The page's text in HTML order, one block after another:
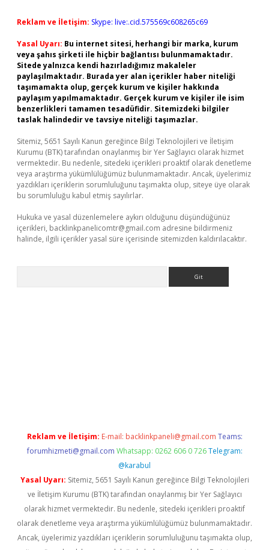
Reklam ve İletişim: Skype: live:.cid.575569c608265c69
Yasal Uyarı: Bu internet sitesi, herhangi bir marka, kurum
veya şahıs şirketi ile hiçbir bağlantısı bulunmamaktadır.
Sitede yalnızca kendi hazırladığımız makaleler
paylaşılmaktadır. Burada yer alan içerikler haber niteliği
taşımamakta olup, gerçek kurum ve kişiler hakkında
paylaşım yapılmamaktadır. Gerçek kurum ve kişiler ile isim
benzerlikleri tamamen tesadüfidir. Sitemizdeki bilgiler
taslak halindedir ve tavsiye niteliği taşımazlar.
Sitemiz, 5651 Sayılı Kanun gereğince Bilgi Teknolojileri ve İletişim
Kurumu (BTK) tarafından onaylanmış bir Yer Sağlayıcı olarak hizmet
vermektedir. Bu nedenle, sitedeki içerikleri proaktif olarak denetleme
veya araştırma yükümlülüğümüz bulunmamaktadır. Ancak, üyelerimiz
yazdıkları içeriklerin sorumluluğunu taşımakta olup, siteye üye olarak
bu sorumluluğu kabul etmiş sayılırlar.
Hukuka ve yasal düzenlemelere aykırı olduğunu düşündüğünüz
içerikleri, backlinkpanelicomtr@gmail.com adresine bildirmeniz
halinde, ilgili içerikler yasal süre içerisinde sitemizden kaldırılacaktır.
Reklam ve İletişim: E-mail: backlinkpaneli@gmail.com Teams:
forumhizmeti@gmail.com Whatsapp: 0262 606 0 726 Telegram:
@karabul
Yasal Uyarı: Sitemiz, 5651 Sayılı Kanun gereğince Bilgi Teknolojileri
ve İletişim Kurumu (BTK) tarafından onaylanmış bir Yer Sağlayıcı
olarak hizmet vermektedir. Bu nedenle, sitedeki içerikleri proaktif
olarak denetleme veya araştırma yükümlülüğümüz bulunmamaktadır.
Ancak, üyelerimiz yazdıkları içeriklerin sorumluluğunu taşımakta olup,